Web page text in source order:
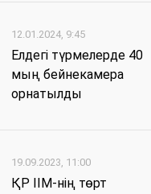
12.01.2024, 9:45
Елдегі түрмелерде 40
мың бейнекамера
орнатылды
19.09.2023, 11:00
ҚР ІІМ-нің төрт